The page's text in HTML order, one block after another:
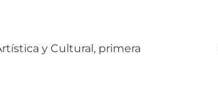
y Cultural, primera